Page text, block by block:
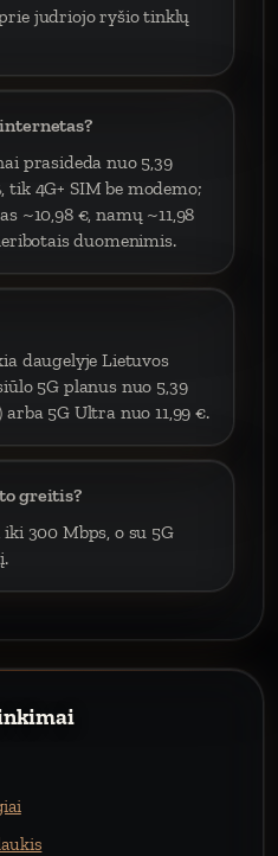
judriojo ryšio tinklų
prasideda nuo 5,39
tik 4G+ SIM be modemo;
~10,98 €, namų ~11,98
duomenimis.
daugelyje Lietuvos
5G planus nuo 5,39
arba 5G Ultra nuo 11,99 €.
greitis?
300 Mbps, o su 5G